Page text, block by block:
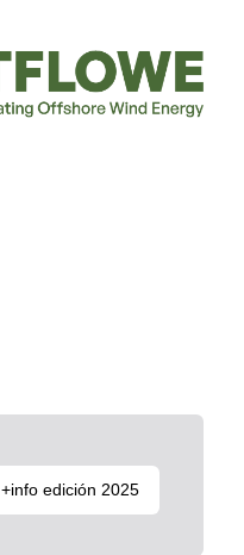
+info edición 2025